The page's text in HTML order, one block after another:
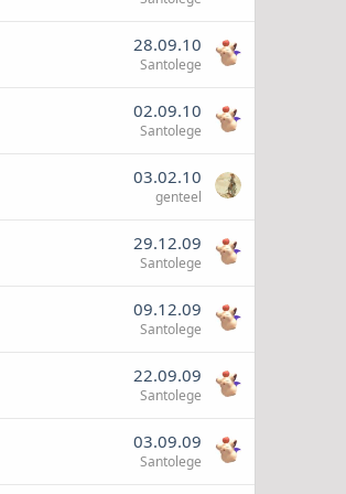
28.09.10
Santolege
02.09.10
Santolege
03.02.10
genteel
29.12.09
Santolege
09.12.09
Santolege
22.09.09
Santolege
03.09.09
Santolege